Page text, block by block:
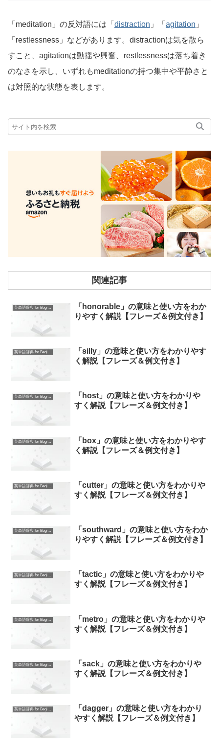
「meditation」の反対語には「 distraction 」「 agitation 」
「restlessness」などがあります。distractionは気を散ら
すこと、agitationは動揺や興奮、restlessnessは落ち着き
のなさを示し、いずれもmeditationの持つ集中や平静さと
は対照的な状態を表します。
関連記事
英単語辞典 for Beginners
「honorable」の意味と使い方をわか
りやすく解説【フレーズ＆例文付き】
英単語辞典 for Beginners
「silly」の意味と使い方をわかりやす
く解説【フレーズ＆例文付き】
英単語辞典 for Beginners
「host」の意味と使い方をわかりや
すく解説【フレーズ＆例文付き】
英単語辞典 for Beginners
「box」の意味と使い方をわかりやす
く解説【フレーズ＆例文付き】
英単語辞典 for Beginners
「cutter」の意味と使い方をわかりや
すく解説【フレーズ＆例文付き】
英単語辞典 for Beginners
「southward」の意味と使い方をわか
りやすく解説【フレーズ＆例文付き】
英単語辞典 for Beginners
「tactic」の意味と使い方をわかりや
すく解説【フレーズ＆例文付き】
英単語辞典 for Beginners
「metro」の意味と使い方をわかりや
すく解説【フレーズ＆例文付き】
英単語辞典 for Beginners
「sack」の意味と使い方をわかりや
すく解説【フレーズ＆例文付き】
英単語辞典 for Beginners
「dagger」の意味と使い方をわかり
やすく解説【フレーズ＆例文付き】